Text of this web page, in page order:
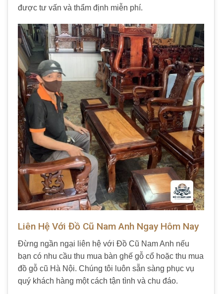
được tư vấn và thẩm định miễn phí.
Liên Hệ Với Đồ Cũ Nam Anh Ngay Hôm Nay
Đừng ngần ngại liên hệ với Đồ Cũ Nam Anh nếu
bạn có nhu cầu thu mua bàn ghế gỗ cổ hoặc thu mua
đồ gỗ cũ Hà Nội. Chúng tôi luôn sẵn sàng phục vụ
quý khách hàng một cách tận tình và chu đáo.